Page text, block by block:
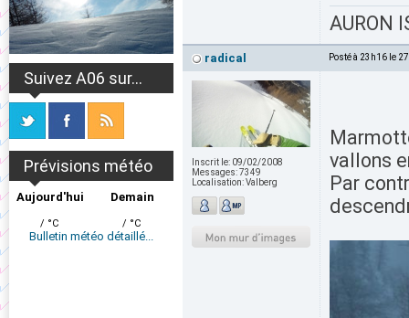
Suivez A06 sur...
Prévisions météo
Aujourd'hui
/ °C
Demain
/ °C
Bulletin météo détaillé...
AURON
radical Posté à 23h16 le
Inscrit le: 09/02/2008
Messages:7349
Localisation:Valberg
vallons
Par